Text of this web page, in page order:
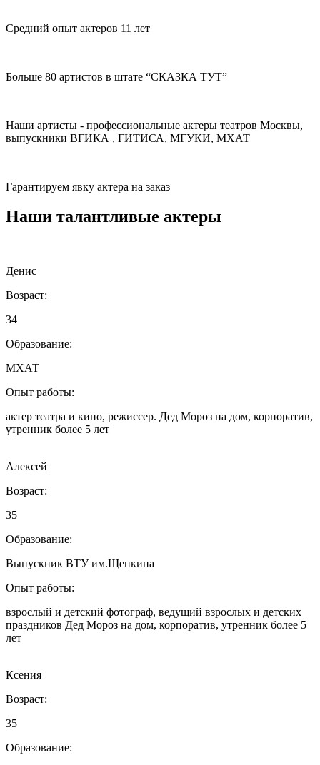
Средний опыт актеров 11 лет
Больше 80 артистов в штате “СКАЗКА ТУТ”
Наши артисты - профессиональные актеры театров Москвы,
выпускники ВГИКА , ГИТИСА, МГУКИ, МХАТ
Гарантируем явку актера на заказ
Наши талантливые актеры
Денис
Возраст:
34
Образование:
МХАТ
Опыт работы:
актер театра и кино, режиссер. Дед Мороз на дом, корпоратив,
утренник более 5 лет
Алексей
Возраст:
35
Образование:
Выпускник ВТУ им.Щепкина
Опыт работы:
взрослый и детский фотограф, ведущий взрослых и детских
праздников Дед Мороз на дом, корпоратив, утренник более 5
лет
Ксения
Возраст:
35
Образование: